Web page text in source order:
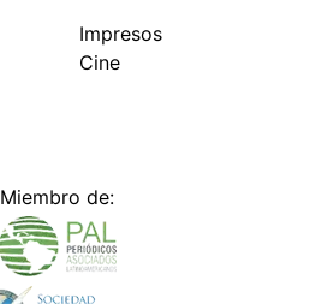
Impresos
Cine
Miembro de: